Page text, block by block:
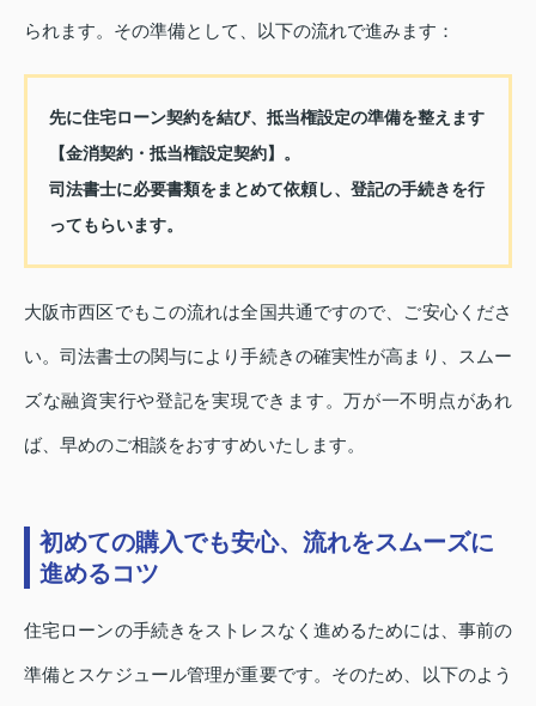
られます。その準備として、以下の流れで進みます：
先に住宅ローン契約を結び、抵当権設定の準備を整えます
【金消契約・抵当権設定契約】。
司法書士に必要書類をまとめて依頼し、登記の手続きを行
ってもらいます。
大阪市西区でもこの流れは全国共通ですので、ご安心くださ
い。司法書士の関与により手続きの確実性が高まり、スムー
ズな融資実行や登記を実現できます。万が一不明点があれ
ば、早めのご相談をおすすめいたします。
初めての購入でも安心、流れをスムーズに
進めるコツ
住宅ローンの手続きをストレスなく進めるためには、事前の
準備とスケジュール管理が重要です。そのため、以下のよう